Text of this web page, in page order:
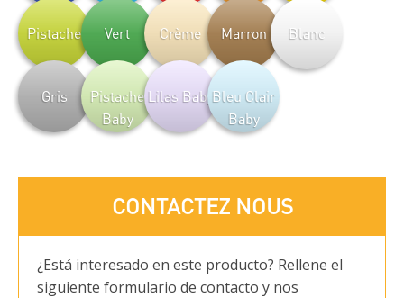
Pistache Vert Crème Marron Blanc
Gris
Pistache
Baby
Lilas BabyBleu Clair
Baby
CONTACTEZ NOUS
¿Está interesado en este producto? Rellene el
siguiente formulario de contacto y nos